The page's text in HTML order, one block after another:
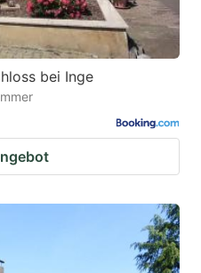
for
changing
dates.
bei Inge